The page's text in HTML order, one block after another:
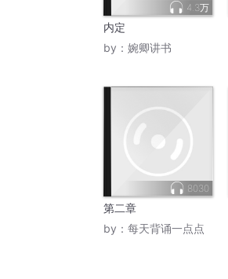
4.3万
内定
by： 婉卿讲书
8030
第二章
by： 每天背诵一点点